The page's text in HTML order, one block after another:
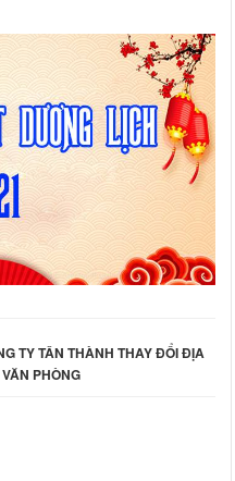
TY TÂN THÀNH THAY ĐỔI ĐỊA
PHÒNG